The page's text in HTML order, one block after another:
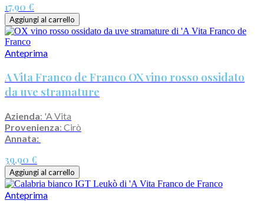
17,90 €
Aggiungi al carrello
Anteprima
A Vita Franco de Franco OX vino rosso ossidato
da uve stramature
Azienda: 'A Vita
Provenienza: Cirò
Annata:
39,90 €
Aggiungi al carrello
Anteprima